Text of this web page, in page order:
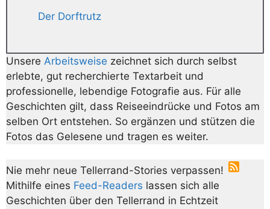
Der Dorftrutz
Unsere Arbeitsweise zeichnet sich durch selbst
erlebte, gut recherchierte Textarbeit und
professionelle, lebendige Fotografie aus. Für alle
Geschichten gilt, dass Reiseeindrücke und Fotos am
selben Ort entstehen. So ergänzen und stützen die
Fotos das Gelesene und tragen es weiter.
Nie mehr neue Tellerrand-Stories verpassen!
Mithilfe eines Feed-Readers lassen sich alle
Geschichten über den Tellerrand in Echtzeit